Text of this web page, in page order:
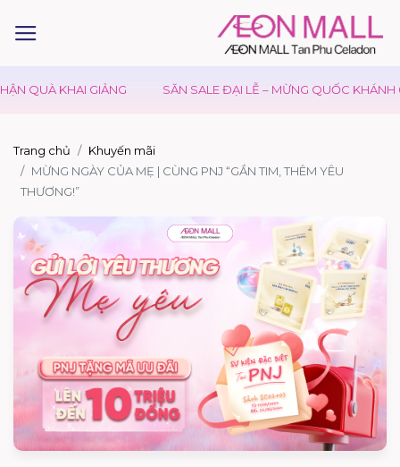
QUÀ KHAI GIẢNG SĂN SALE ĐẠI LỄ – MỪNG QUỐC KHÁNH
Trang chủ
Khuyến mãi
MỪNG NGÀY CỦA MẸ | CÙNG PNJ “GẦN TIM, THÊM YÊU
THƯƠNG!”